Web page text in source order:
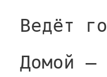
Ведёт
Домой —